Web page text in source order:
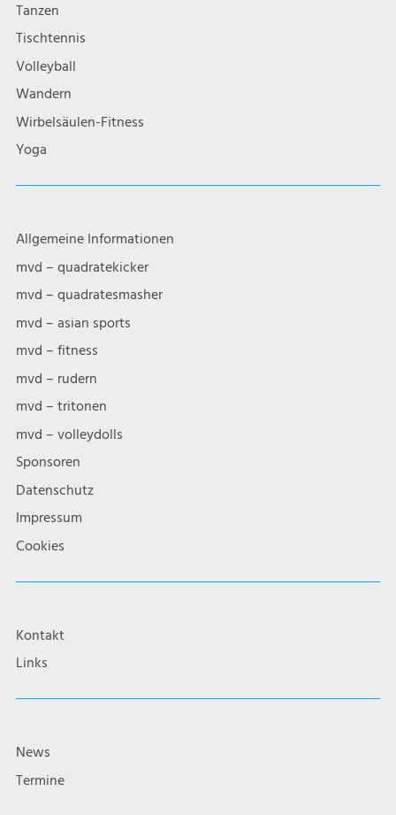
Tanzen
Tischtennis
Volleyball
Wandern
Wirbelsäulen-Fitness
Yoga
Allgemeine Informationen
mvd – quadratekicker
mvd – quadratesmasher
mvd – asian sports
mvd – fitness
mvd – rudern
mvd – tritonen
mvd – volleydolls
Sponsoren
Datenschutz
Impressum
Cookies
Kontakt
Links
News
Termine